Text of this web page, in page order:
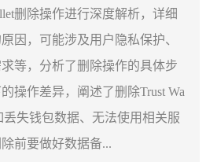
删除操作进行深度解析，详细
因，可能涉及用户隐私保护、
等，分析了删除操作的具体步
操作差异，阐述了删除Trust Wa
失钱包数据、无法使用相关服
前要做好数据备...